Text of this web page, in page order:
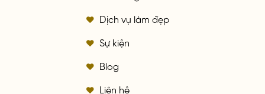
Dịch vụ làm đẹp
Sự kiện
Blog
Liên hệ